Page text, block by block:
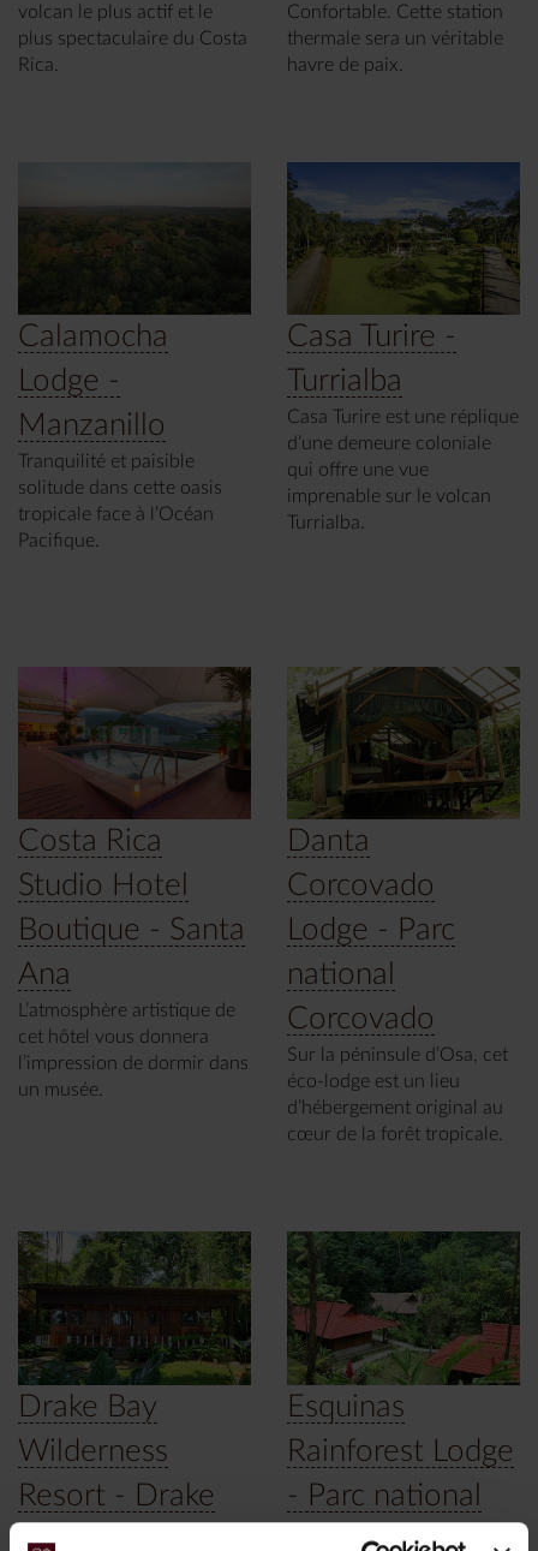
volcan le plus actif et le
plus spectaculaire du Costa
Rica.
Confortable. Cette station
thermale sera un véritable
havre de paix.
Calamocha
Lodge -
Manzanillo
Tranquilité et paisible
solitude dans cette oasis
tropicale face à l’Océan
Pacifique.
Casa Turire -
Turrialba
Casa Turire est une réplique
d’une demeure coloniale
qui offre une vue
imprenable sur le volcan
Turrialba.
Costa Rica
Studio Hotel
Boutique - Santa
Ana
L’atmosphère artistique de
cet hôtel vous donnera
l’impression de dormir dans
un musée.
Danta
Corcovado
Lodge - Parc
national
Corcovado
Sur la péninsule d’Osa, cet
éco-lodge est un lieu
d’hébergement original au
cœur de la forêt tropicale.
Drake Bay
Wilderness
Resort - Drake
Bay, Péninsule
Esquinas
Rainforest Lodge
- Parc national
Piedras Blancas